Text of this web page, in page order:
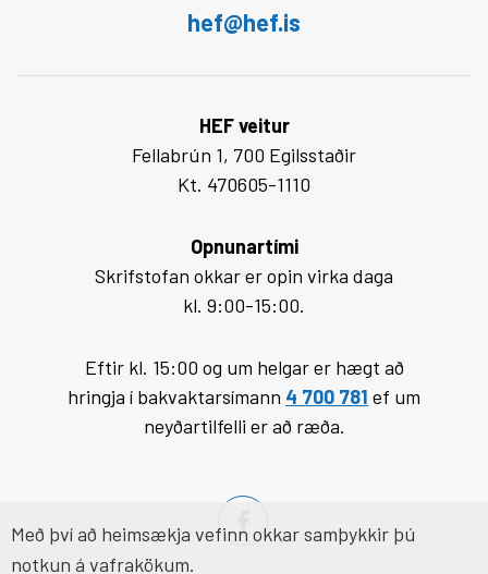
hef@hef.is
HEF veitur
Fellabrún 1, 700 Egilsstaðir
Kt. 470605-1110
Opnunartími
Skrifstofan okkar er opin virka daga
kl. 9:00-15:00.
Eftir kl. 15:00 og um helgar er hægt að
hringja í bakvaktarsímann 4 700 781 ef um
neyðartilfelli er að ræða.
Með því að heimsækja vefinn okkar samþykkir þú
notkun á vafrakökum.